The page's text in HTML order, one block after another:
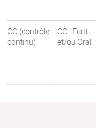
CC (contrôle
continu)
CC : Ecrit
et/ou Oral